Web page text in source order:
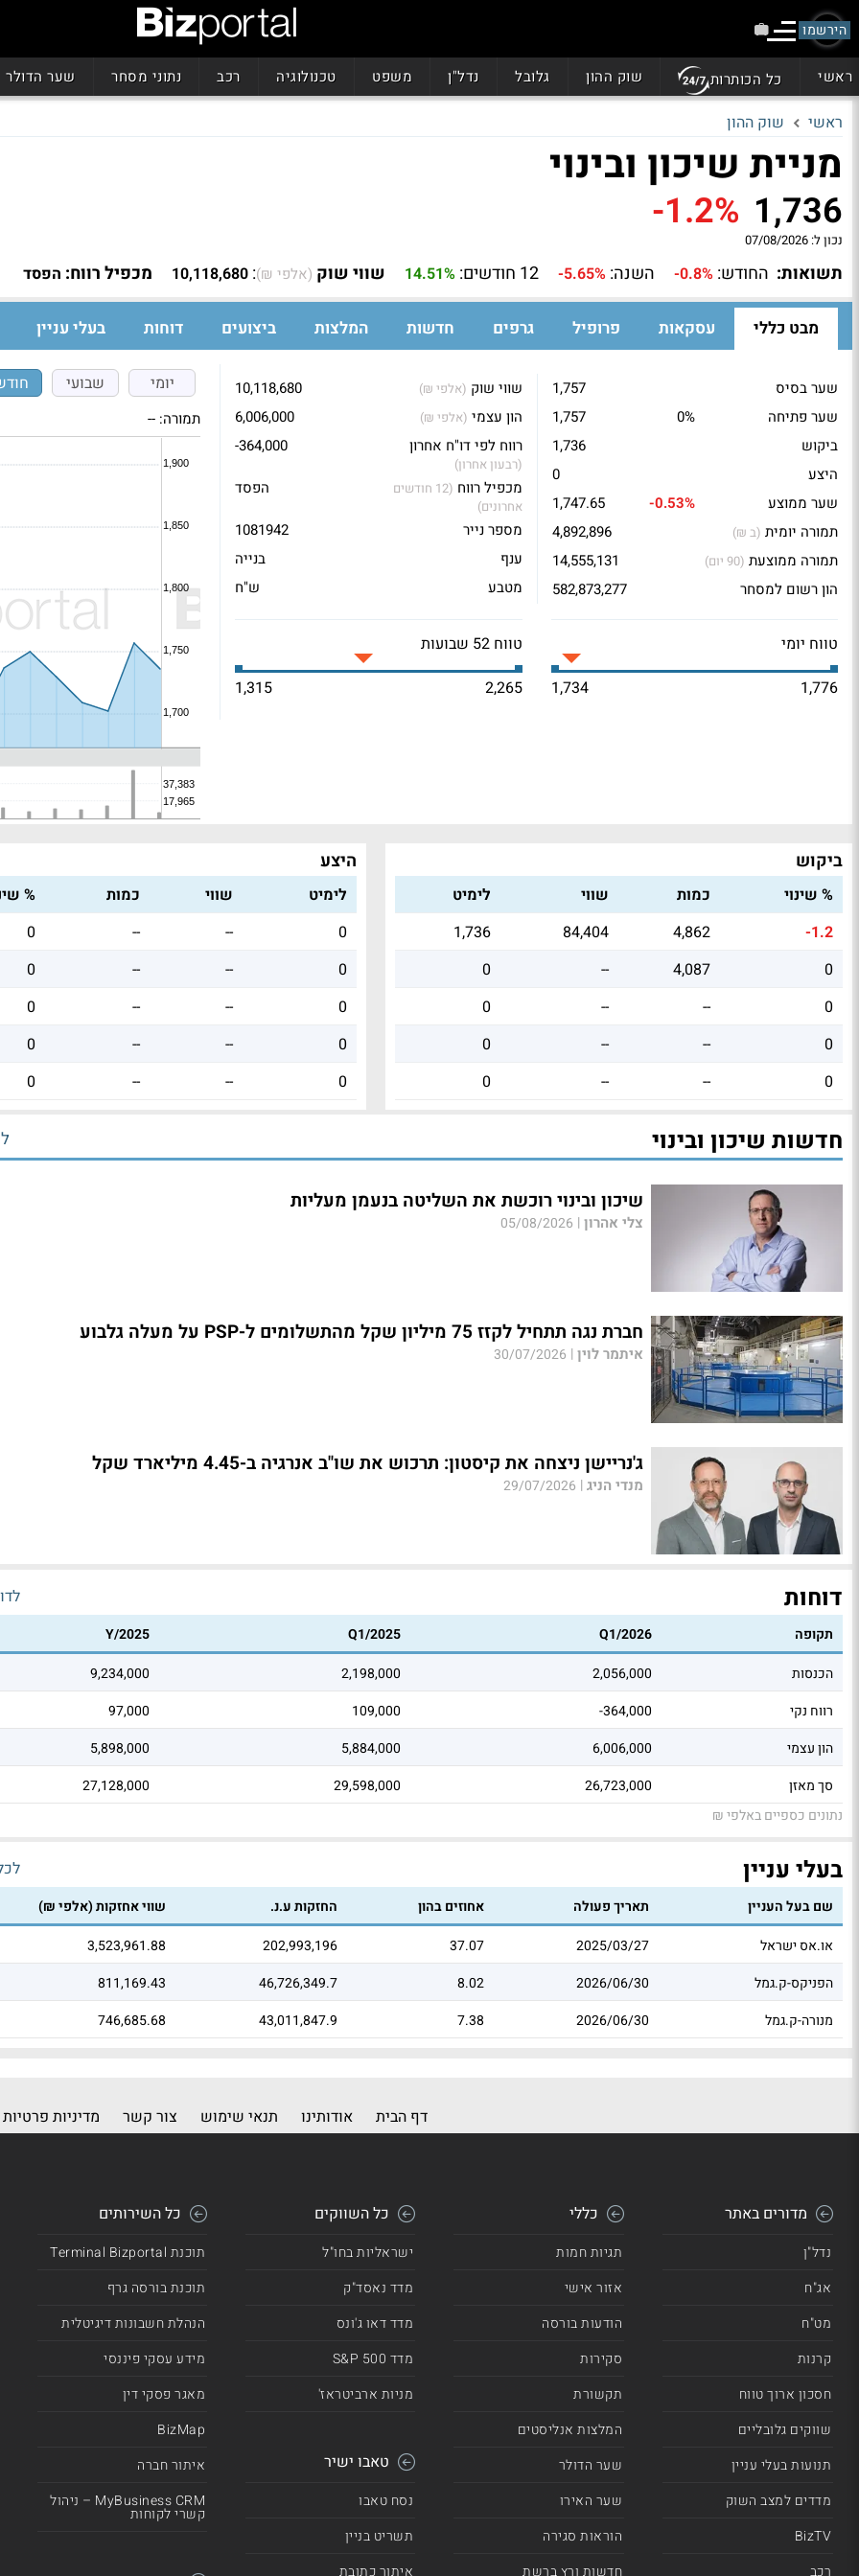
הירשמו
ראשי כל הכותרות שוק ההון גלובל נדל"ן משפט טכנולוגיה רכב נתוני מסחר שער הדולר
ראשי שוק ההון
מניית שיכון ובינוי
1,736
-1.2%
נכון ל: 07/08/2026
תשואות: החודש: -0.8% השנה: -5.65% 12 חודשים: 14.51% שווי שוק (אלפי ₪):
10,118,680 מכפיל רווח: הפסד
מבט כללי עסקאות פרופיל גרפים חדשות המלצות ביצועים דוחות בעלי עניין
שער בסיס
1,757
שער פתיחה
0%
1,757
ביקוש
1,736
היצע
0
שער ממוצע
-0.53%
1,747.65
תמורה יומית (ב ₪)
4,892,896
תמורה ממוצעת (90 יום)
14,555,131
הון רשום למסחר
582,873,277
שווי שוק (אלפי ₪)
10,118,680
הון עצמי (אלפי ₪)
6,006,000
רווח לפי דו"ח אחרון
(רבעון אחרון)
-364,000
מכפיל רווח
(12 חודשים
אחרונים)
הפסד
מספר נייר
1081942
ענף
בנייה
מטבע
ש"ח
טווח יומי
1,776
1,734
טווח 52 שבועות
2,265
1,315
יומי שבועי
תמורה: --
ביקוש
% שינוי כמות שווי
לימיט
-1.2
4,862
84,404
1,736
0
4,087
--
0
0
--
--
0
0
--
--
0
0
--
--
0
היצע
לימיט שווי כמות
%
0
--
--
0
0
--
--
0
0
--
--
0
0
--
--
0
0
--
--
0
חדשות שיכון ובינוי
שיכון ובינוי רוכשת את השליטה בנעמן מעליות
צלי אהרון |
05/08/2026
חברת נגה תתחיל לקזז 75 מיליון שקל מהתשלומים ל-PSP על מעלה גלבוע
איתמר לוין |
30/07/2026
ג'נריישן ניצחה את קיסטון: תרכוש את שו"ב אנרגיה ב-4.45 מיליארד שקל
מנדי הניג |
29/07/2026
דוחות
תקופה Q1/2026
Q1/2025
Y/2025
הכנסות
2,056,000
2,198,000
9,234,000
רווח נקי
-364,000
109,000
97,000
הון עצמי
6,006,000
5,884,000
5,898,000
סך מאזן
26,723,000
29,598,000
27,128,000
נתונים כספיים באלפי ₪
בעלי עניין
שם בעל העניין תאריך פעולה אחוזים בהון החזקות ע.נ.
שווי אחזקות (אלפי ₪)
או.אס ישראל
2025/03/27
37.07
202,993,196
3,523,961.88
הפניקס-ק.גמל
2026/06/30
8.02
46,726,349.7
811,169.43
מנורה-ק.גמל
2026/06/30
7.38
43,011,847.9
746,685.68
דף הבית אודותינו תנאי שימוש צור קשר מדיניות פרטיות
מדורים באתר
נדל"ן
אג"ח
מט"ח
קרנות
חסכון ארוך טווח
שווקים גלובליים
תנועות בעלי עניין
מדדים למצב השוק
BizTV
רכב
כללי
תגיות חמות
אזור אישי
הודעות בורסה
סקירות
תקשורת
המלצות אנליסטים
שער הדולר
שער האירו
הוראות סגירה
חדשות ורץ ברשת
כל השווקים
ישראליות בחו"ל
מדד נאסד"ק
מדד דאו ג'ונס
מדד 500 S&P
מניות ארביטראז'
טאבו ישיר
נסח טאבו
תשריט בניין
איתור כתובת
כל השירותים
תוכנת Terminal Bizportal
תוכנת בורסה גרף
הנהלת חשבונות דיגיטלית
מידע עסקי פיננסי
מאגר פסקי דין
BizMap
איתור חברה
MyBusiness CRM – ניהול
קשרי לקוחות